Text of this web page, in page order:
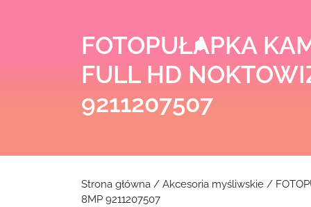
FOTOPUŁAPKA
FULL HD
9211207507
Strona główna / Akcesoria myśliwskie /
8MP 9211207507